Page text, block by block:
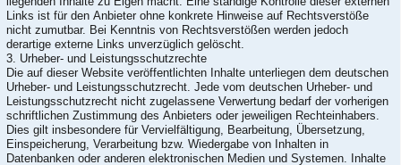
Links ist für den Anbieter ohne konkrete Hinweise auf Rechtsverstöße
nicht zumutbar. Bei Kenntnis von Rechtsverstößen werden jedoch
derartige externe Links unverzüglich gelöscht.
3. Urheber- und Leistungsschutzrechte
Die auf dieser Website veröffentlichten Inhalte unterliegen dem deutschen
Urheber- und Leistungsschutzrecht. Jede vom deutschen Urheber- und
Leistungsschutzrecht nicht zugelassene Verwertung bedarf der vorherigen
schriftlichen Zustimmung des Anbieters oder jeweiligen Rechteinhabers.
Dies gilt insbesondere für Vervielfältigung, Bearbeitung, Übersetzung,
Einspeicherung, Verarbeitung bzw. Wiedergabe von Inhalten in
Datenbanken oder anderen elektronischen Medien und Systemen. Inhalte